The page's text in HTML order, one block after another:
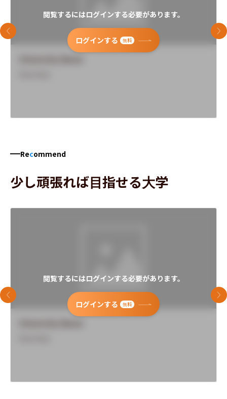
閲覧するにはログインする必要があります。
ログインする 無料
前のスライド 次
Recommend
少し頑張れば目指せる大学
閲覧するにはログインする必要があります。
ログインする 無料
前のスライド 次